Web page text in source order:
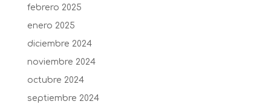
febrero 2025
enero 2025
diciembre 2024
noviembre 2024
octubre 2024
septiembre 2024